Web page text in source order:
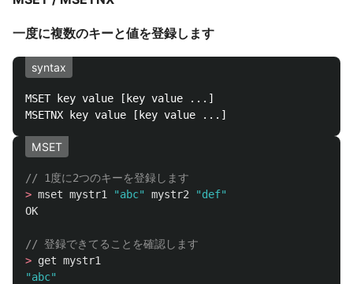
一度に複数のキーと値を登録します
syntax
MSET key value [key value ...]
MSET
// 1度に2つのキーを登録します
> mset mystr1 "abc" mystr2
"def"
OK
// 登録できてることを確認します
> get mystr1
"abc"